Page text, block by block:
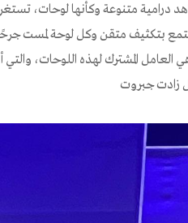
متنوعة وكأنها لوحات،
بتكثيف متقن وكل لوحة لمست
المشترك لهذه اللوحات،
زادت جبروت